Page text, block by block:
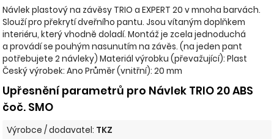
Návlek plastový na závěsy TRIO a EXPERT 20 v mnoha barvách.
Slouží pro překrytí dveřního pantu. Jsou vítaným doplňkem
interiéru, který vhodně doladí. Montáž je zcela jednoduchá
a provádí se pouhým nasunutím na závěs. (na jeden pant
potřebujete 2 návleky) Materiál výrobku (převažující): Plast
Český výrobek: Ano Průměr (vnitřní): 20 mm
Upřesnění parametrů pro Návlek TRIO 20 ABS
čoč. SMO
Výrobce / dodavatel: TKZ